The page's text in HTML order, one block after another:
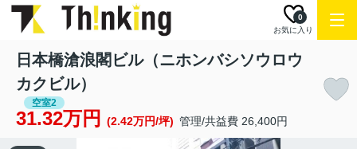
お気に入り
0
日本橋滄浪閣ビル（ニホンバシソウロウ
カクビル）
空室2
31.32万円 (2.42万円/坪) 管理/共益費 26,400円